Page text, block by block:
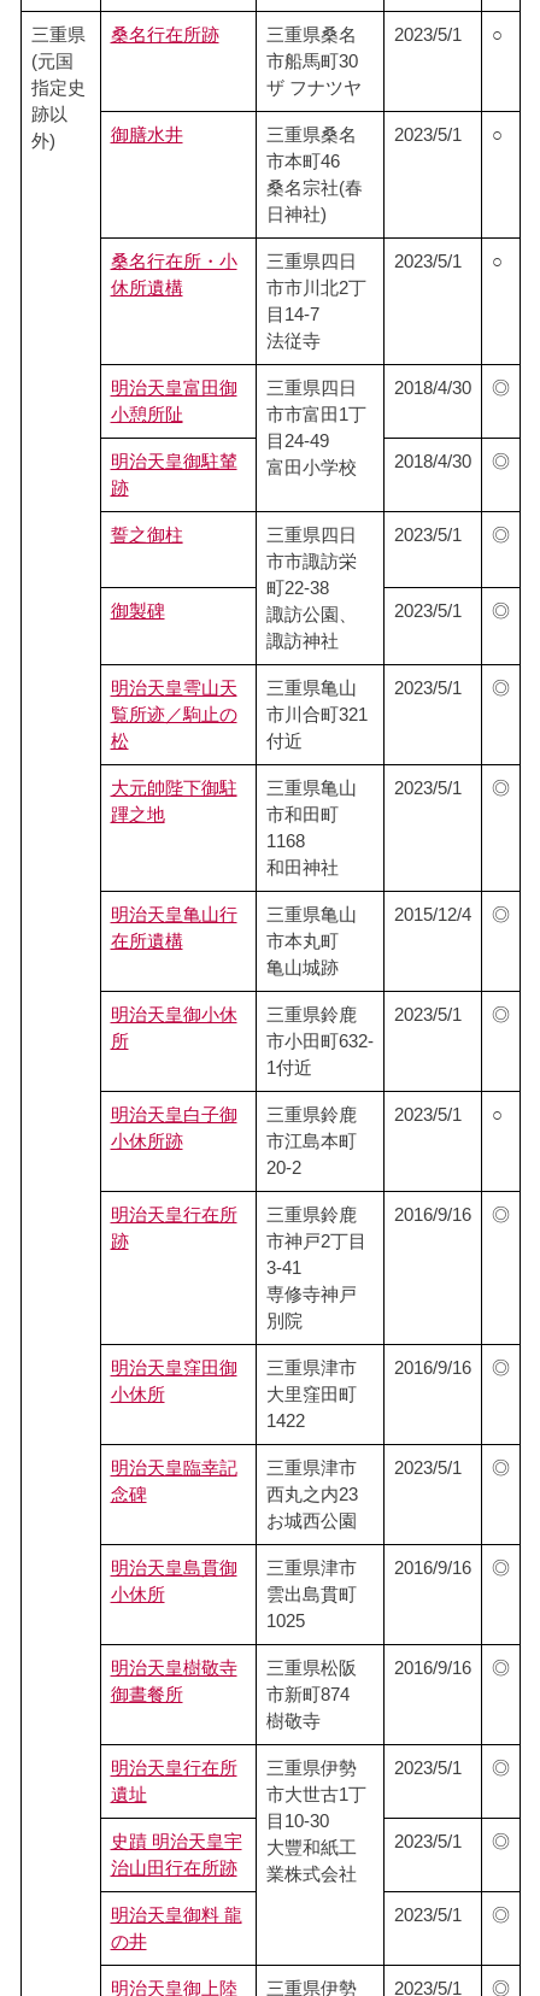
三重県
(元国
指定史
跡以
外)
桑名行在所跡
三重県桑名
市船馬町30
ザ フナツヤ
2023/5/1 ○
御膳水井
三重県桑名
市本町46
桑名宗社(春
日神社)
2023/5/1 ○
桑名行在所・小
休所遺構
三重県四日
市市川北2丁
目14-7
法従寺
2023/5/1 ○
明治天皇富田御
小憩所阯
三重県四日
市市富田1丁
目24-49
富田小学校
2018/4/30 ◎
明治天皇御駐輦
跡
2018/4/30 ◎
誓之御柱
三重県四日
市市諏訪栄
町22-38
諏訪公園、
諏訪神社
2023/5/1 ◎
御製碑 2023/5/1 ◎
明治天皇雩山天
覧所迹／駒止の
松
三重県亀山
市川合町321
付近
2023/5/1 ◎
大元帥陛下御駐
蹕之地
三重県亀山
市和田町
1168
和田神社
2023/5/1 ◎
明治天皇亀山行
在所遺構
三重県亀山
市本丸町
亀山城跡
2015/12/4 ◎
明治天皇御小休
所
三重県鈴鹿
市小田町632-
1付近
2023/5/1 ◎
明治天皇白子御
小休所跡
三重県鈴鹿
市江島本町
20-2
2023/5/1 ○
明治天皇行在所
跡
三重県鈴鹿
市神戸2丁目
3-41
専修寺神戸
別院
2016/9/16 ◎
明治天皇窪田御
小休所
三重県津市
大里窪田町
1422
2016/9/16 ◎
明治天皇臨幸記
念碑
三重県津市
西丸之内23
お城西公園
2023/5/1 ◎
明治天皇島貫御
小休所
三重県津市
雲出島貫町
1025
2016/9/16 ◎
明治天皇樹敬寺
御晝餐所
三重県松阪
市新町874
樹敬寺
2016/9/16 ◎
明治天皇行在所
遺址
三重県伊勢
市大世古1丁
目10-30
大豐和紙工
業株式会社
2023/5/1 ◎
史蹟 明治天皇宇
治山田行在所跡
2023/5/1 ◎
明治天皇御料 龍
の井
2023/5/1 ◎
明治天皇御上陸 三重県伊勢 2023/5/1 ◎